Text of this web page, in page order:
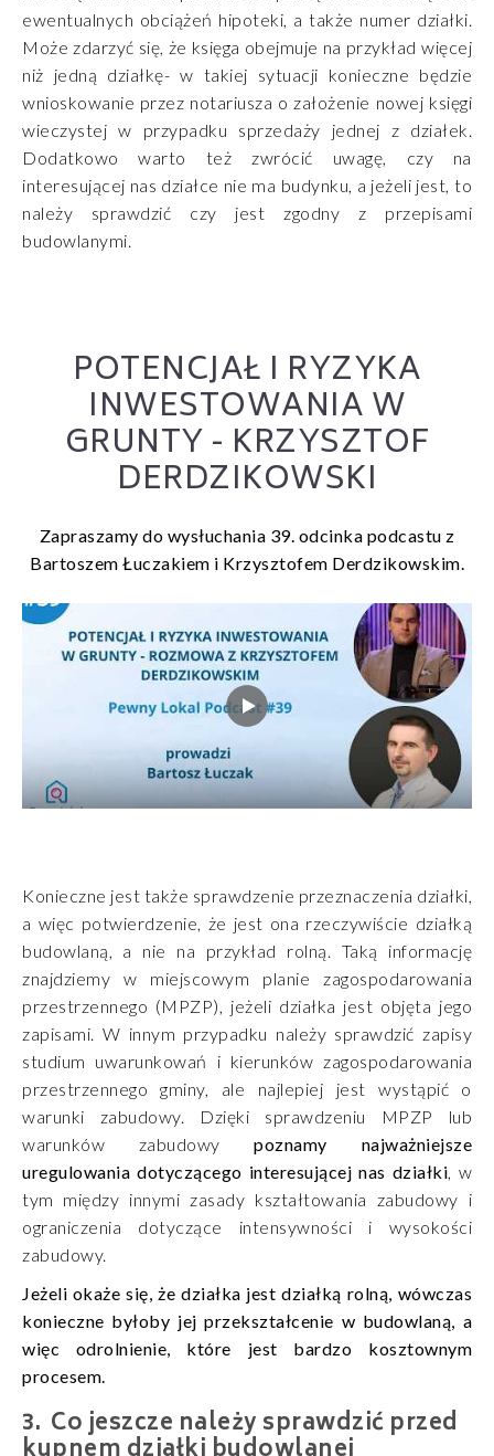
ewentualnych obciążeń hipoteki, a także numer działki.
Może zdarzyć się, że księga obejmuje na przykład więcej
niż jedną działkę- w takiej sytuacji konieczne będzie
wnioskowanie przez notariusza o założenie nowej księgi
wieczystej w przypadku sprzedaży jednej z działek.
Dodatkowo warto też zwrócić uwagę, czy na
interesującej nas działce nie ma budynku, a jeżeli jest, to
należy sprawdzić czy jest zgodny z przepisami
budowlanymi.
POTENCJAŁ I RYZYKA
INWESTOWANIA W
GRUNTY - KRZYSZTOF
DERDZIKOWSKI
Zapraszamy do wysłuchania 39. odcinka podcastu z
Bartoszem Łuczakiem i Krzysztofem Derdzikowskim.
Konieczne jest także sprawdzenie przeznaczenia działki,
a więc potwierdzenie, że jest ona rzeczywiście działką
budowlaną, a nie na przykład rolną. Taką informację
znajdziemy w miejscowym planie zagospodarowania
przestrzennego (MPZP), jeżeli działka jest objęta jego
zapisami. W innym przypadku należy sprawdzić zapisy
studium uwarunkowań i kierunków zagospodarowania
przestrzennego gminy, ale najlepiej jest wystąpić o
warunki zabudowy. Dzięki sprawdzeniu MPZP lub
warunków zabudowy poznamy najważniejsze
uregulowania dotyczącego interesującej nas działki , w
tym między innymi zasady kształtowania zabudowy i
ograniczenia dotyczące intensywności i wysokości
zabudowy.
Jeżeli okaże się, że działka jest działką rolną, wówczas
konieczne byłoby jej przekształcenie w budowlaną, a
więc odrolnienie, które jest bardzo kosztownym
procesem.
Co jeszcze należy sprawdzić przed